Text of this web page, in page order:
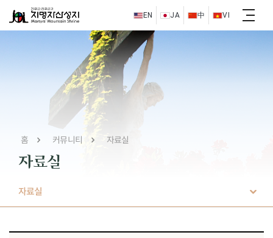
EN JA 中 VI
홈 커뮤니티 자료실
자료실
자료실